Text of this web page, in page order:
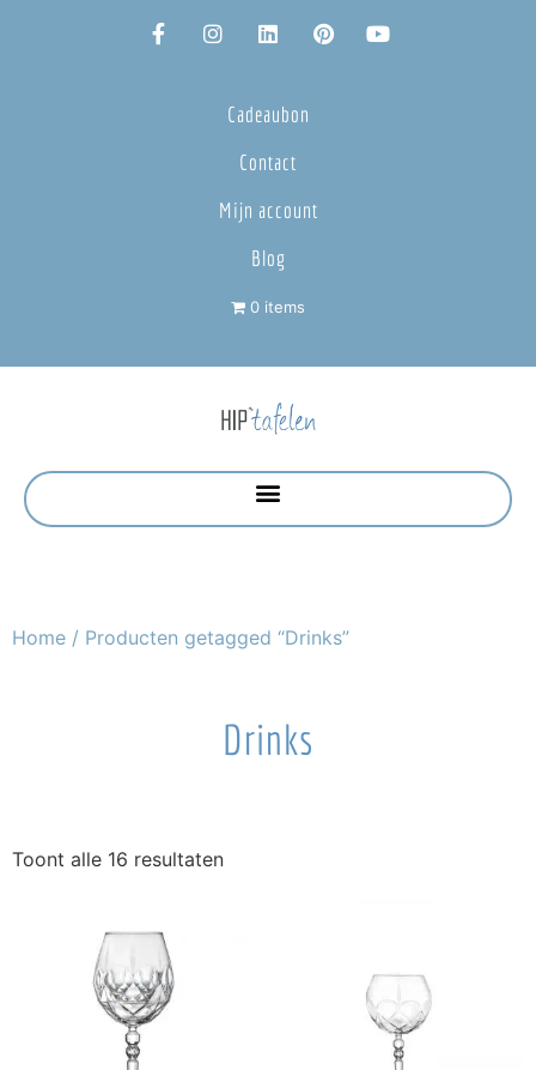
Cadeaubon
Contact
Mijn account
Blog
0 items
Home / Producten getagged “Drinks”
Drinks
Toont alle 16 resultaten